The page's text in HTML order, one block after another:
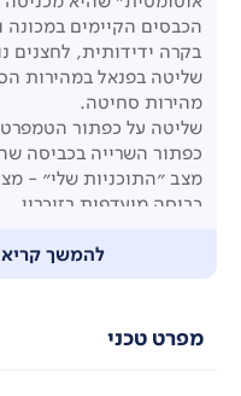
להמשך
הכבסים הקיימים במכונה
בקרה ידידותית, לחצנים
שליטה בפנאל במהירות
מהירות סחיטה.
שליטה על כפתור
כפתור השרייה בכביסה
מצב "התוכניות שלי" -
כביסה מועדפות בזיכרון.
זמזם המשמיע צפצוף
נוריות חיווי להשהיה,
מפרט טכני